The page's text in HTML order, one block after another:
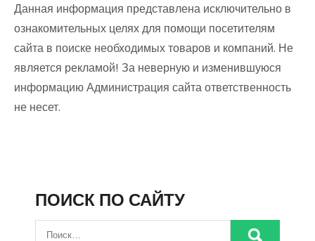
Данная информация представлена исключительно в
ознакомительных целях для помощи посетителям
сайта в поиске необходимых товаров и компаний. Не
является рекламой! За неверную и изменившуюся
информацию Администрация сайта ответственность
не несет.
ПОИСК ПО САЙТУ